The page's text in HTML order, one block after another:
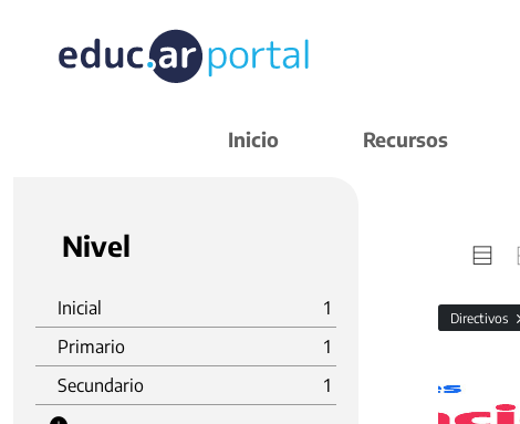
Inicio Recursos
Nivel
Inicial
1
Primario
1
Secundario
1
Directivos